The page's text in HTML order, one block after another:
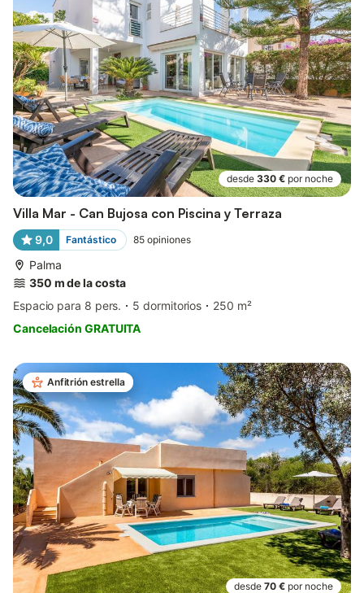
desde 330 € por noche
Villa Mar - Can Bujosa con Piscina y Terraza
9,0 Fantástico 85 opiniones
Palma
350 m de la costa
Espacio para 8 pers.
5 dormitorios
250 m²
Cancelación GRATUITA
Anfitrión estrella
desde 70 € por noche